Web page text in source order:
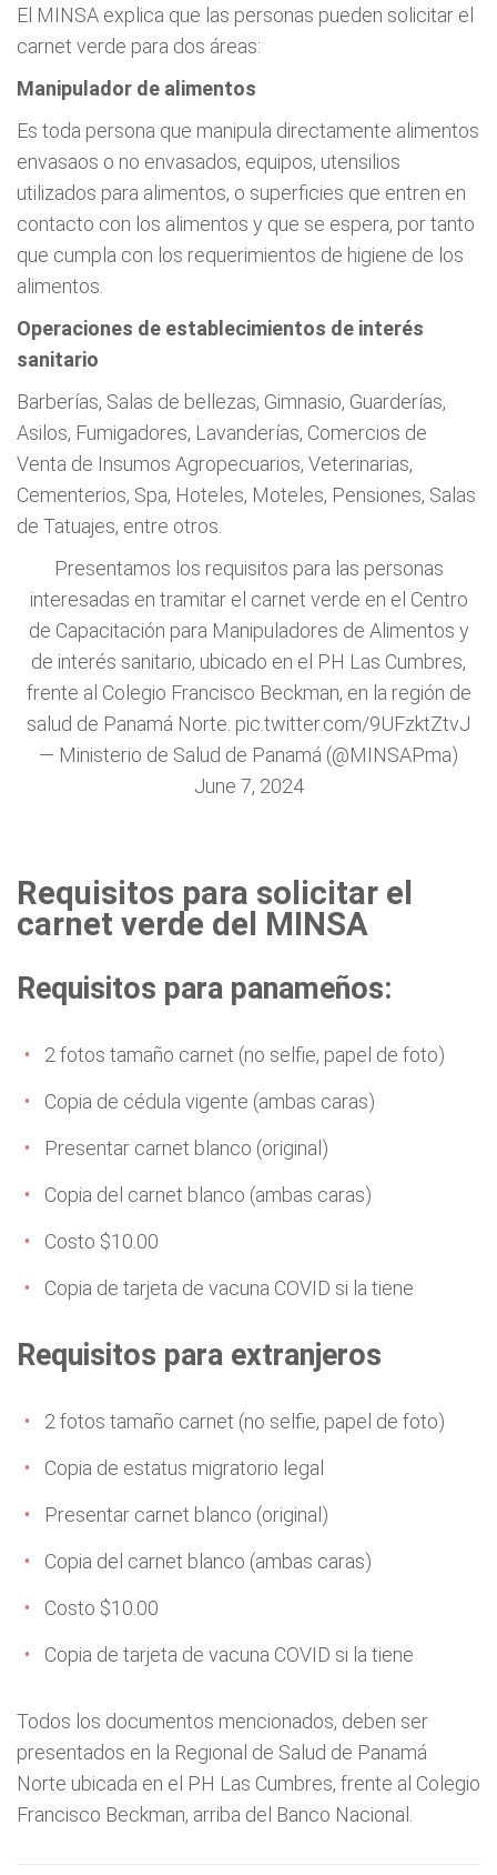
El MINSA explica que las personas pueden solicitar el
carnet verde para dos áreas:
Manipulador de alimentos
Es toda persona que manipula directamente alimentos
envasaos o no envasados, equipos, utensilios
utilizados para alimentos, o superficies que entren en
contacto con los alimentos y que se espera, por tanto
que cumpla con los requerimientos de higiene de los
alimentos.
Operaciones de establecimientos de interés
sanitario
Barberías, Salas de bellezas, Gimnasio, Guarderías,
Asilos, Fumigadores, Lavanderías, Comercios de
Venta de Insumos Agropecuarios, Veterinarias,
Cementerios, Spa, Hoteles, Moteles, Pensiones, Salas
de Tatuajes, entre otros.
Presentamos los requisitos para las personas
interesadas en tramitar el carnet verde en el Centro
de Capacitación para Manipuladores de Alimentos y
de interés sanitario, ubicado en el PH Las Cumbres,
frente al Colegio Francisco Beckman, en la región de
salud de Panamá Norte. pic.twitter.com/9UFzktZtvJ
— Ministerio de Salud de Panamá (@MINSAPma)
June 7, 2024
Requisitos para solicitar el
carnet verde del MINSA
Requisitos para panameños:
2 fotos tamaño carnet (no selfie, papel de foto)
Copia de cédula vigente (ambas caras)
Presentar carnet blanco (original)
Copia del carnet blanco (ambas caras)
Costo $10.00
Copia de tarjeta de vacuna COVID si la tiene
Requisitos para extranjeros
2 fotos tamaño carnet (no selfie, papel de foto)
Copia de estatus migratorio legal
Presentar carnet blanco (original)
Copia del carnet blanco (ambas caras)
Costo $10.00
Copia de tarjeta de vacuna COVID si la tiene
Todos los documentos mencionados, deben ser
presentados en la Regional de Salud de Panamá
Norte ubicada en el PH Las Cumbres, frente al Colegio
Francisco Beckman, arriba del Banco Nacional.